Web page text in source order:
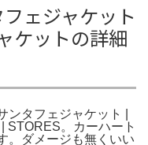
ェジャケット
ケットの詳細
タフェジャケット |
STORES。カーハート
。ダメージも無くいい